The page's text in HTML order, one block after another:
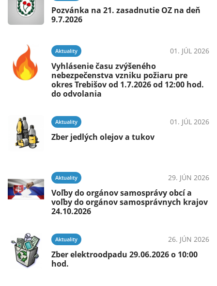
Pozvánka na 21. zasadnutie OZ na deň
9.7.2026
Aktuality 01. JÚL 2026
Vyhlásenie času zvýšeného
nebezpečenstva vzniku požiaru pre
okres Trebišov od 1.7.2026 od 12:00 hod.
do odvolania
Aktuality 01. JÚL 2026
Zber jedlých olejov a tukov
Aktuality 29. JÚN 2026
Voľby do orgánov samosprávy obcí a
voľby do orgánov samosprávnych krajov
24.10.2026
Aktuality 26. JÚN 2026
Zber elektroodpadu 29.06.2026 o 10:00
hod.